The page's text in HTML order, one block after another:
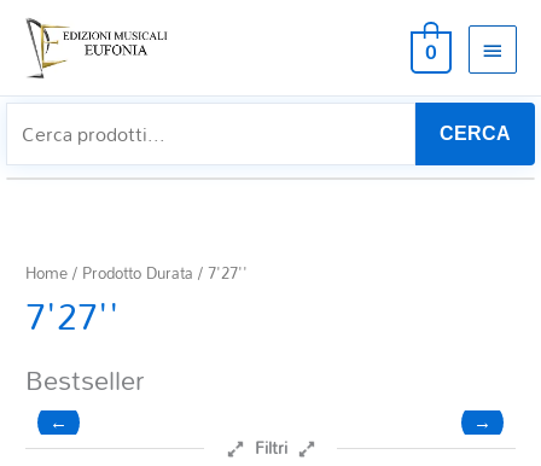
0
CERCA
Home/ Prodotto Durata / 7'27''
7'27''
Bestseller
← →
Filtri